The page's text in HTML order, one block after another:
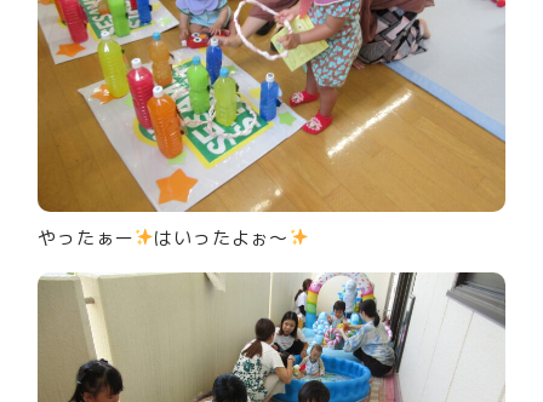
やったぁー はいったよぉ～